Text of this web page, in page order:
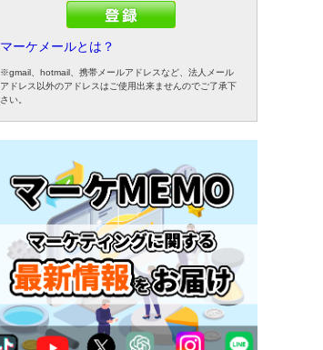
マーケメールとは？
※gmail、hotmail、携帯メールアドレスなど、法人メール
アドレス以外のアドレスはご使用出来ませんのでご了承下
さい。